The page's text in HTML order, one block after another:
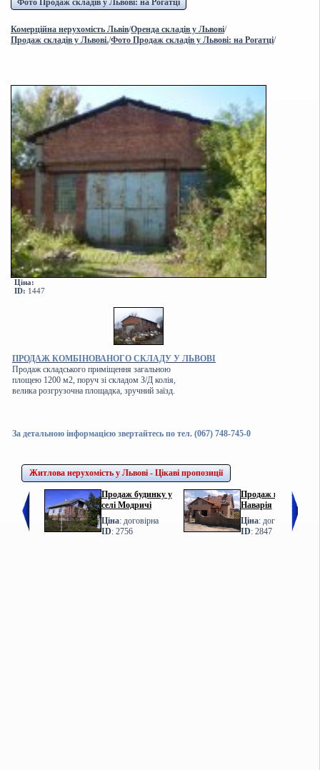
Фото Продаж складів у Львові: на Рогатці
Комерційна нерухомість Львів/Оренда складів у Львові/
Продаж складів у Львові./Фото Продаж складів у Львові: на Рогатці/
Ціна:
ID: 1447
ПРОДАЖ КОМБІНОВАНОГО СКЛАДУ У ЛЬВОВІ
Продаж складського приміщення загальною
площею 1200 м2, поруч зі складом З/Д колія,
велика розгрузочна площадка, зручний заїзд.
За детальною інформацією звертайтесь по тел. (067) 748-745-0
Житлова нерухомість у Львові - Цікаві пропозиції
Продаж будинку у
селі Модричі
Ціна: договірна
ID: 2756
Продаж котеджу у с.
Наварія
Ціна: договірна
ID: 2847